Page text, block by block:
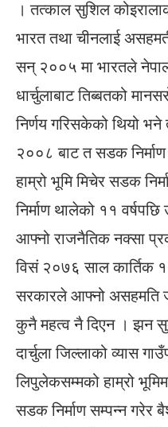
। तत्काल सुशिल
भारत तथा चीनलाई
सन् २००५ मा भारतले
धार्चुलाबाट तिब्बतको
निर्णय गरिसकेको थियो भने
२००८ बाट त सडक निर्माण
हाम्रो भूमि मिचेर सडक
निर्माण थालेको ११
आफ्नो राजनैतिक नक्सा
विसं २०७६ साल कार्तिक
सरकारले आफ्नो असहमति
कुनै महत्व नै दिएन । झन
दार्चुला जिल्लाको व्यास
लिपुलेकसम्मको हाम्रो
सडक निर्माण सम्पन्न